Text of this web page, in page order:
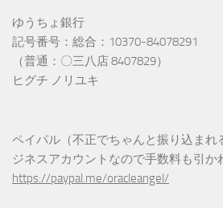
ゆうちょ銀行
記号番号：総合：10370-84078291
（普通：〇三八店 8407829）
ヒグチ ノリユキ
ペイパル（不正でちゃんと振り込まれ
ジネスアカウントなので手数料も引か
https://paypal.me/oracleangel/